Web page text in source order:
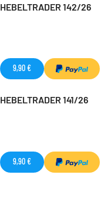
HEBELTRADER 142/26
9,90 €
HEBELTRADER 141/26
9,90 €